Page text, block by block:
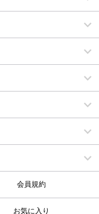
会員規約
お気に入り